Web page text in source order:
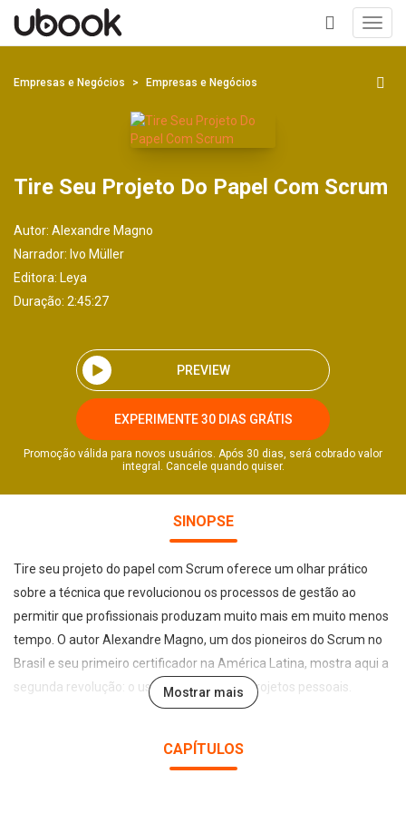
+
Empresas e Negócios Empresas e Negócios
Tire Seu Projeto Do Papel Com Scrum
Autor: Alexandre Magno
Narrador: Ivo Müller
Editora: Leya
Duração: 2:45:27
PREVIEW
EXPERIMENTE 30 DIAS GRÁTIS
Promoção válida para novos usuários. Após 30 dias, será cobrado valor
integral. Cancele quando quiser.
SINOPSE
Tire seu projeto do papel com Scrum oferece um olhar prático
sobre a técnica que revolucionou os processos de gestão ao
permitir que profissionais produzam muito mais em muito menos
tempo. O autor Alexandre Magno, um dos pioneiros do Scrum no
Brasil e seu primeiro certificador na América Latina, mostra aqui a
segunda revolução: o uso do método em projetos pessoais.
incorporadas às rotinas não apenas de executivos e
Mostrar mais
CAPÍTULOS